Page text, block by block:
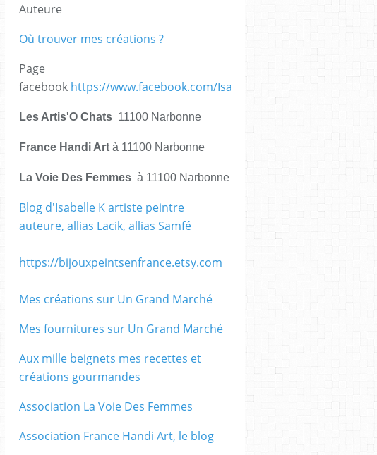
Auteure
Où trouver mes créations ?
Page
facebook https://www.facebook.com/IsabelleKrief.ArtistePeintre/
Les Artis'O Chats 11100 Narbonne
France Handi Art à 11100 Narbonne
La Voie Des Femmes à 11100 Narbonne
Blog d'Isabelle K artiste peintre
auteure, allias Lacik, allias Samfé
https://bijouxpeintsenfrance.etsy.com
Mes créations sur Un Grand Marché
Mes fournitures sur Un Grand Marché
Aux mille beignets mes recettes et
créations gourmandes
Association La Voie Des Femmes
Association France Handi Art, le blog